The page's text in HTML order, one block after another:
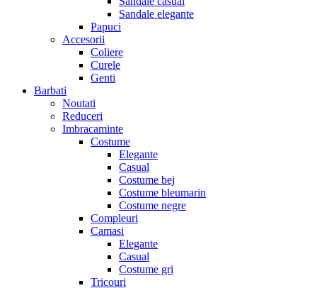
Sandale elegante
Papuci
Accesorii
Coliere
Curele
Genti
Barbati
Noutati
Reduceri
Imbracaminte
Costume
Elegante
Casual
Costume bej
Costume bleumarin
Costume negre
Compleuri
Camasi
Elegante
Casual
Costume gri
Tricouri